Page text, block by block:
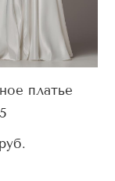
платье